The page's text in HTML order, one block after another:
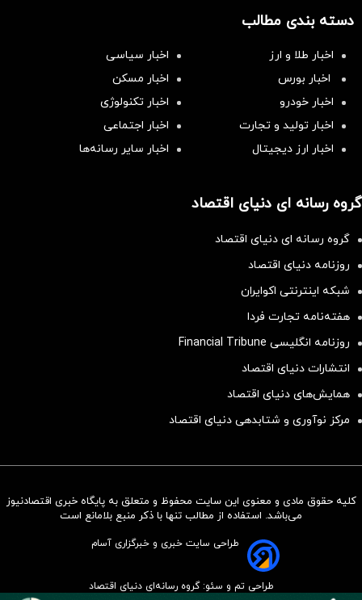
سرمایه‌گذاری همسنگ با شاخص
دسته بندی مطالب
اخبار طلا و ارز
اخبار سیاسی
اخبار بورس
اخبار مسکن
اخبار خودرو
اخبار تکنولوژی
اخبار تولید و تجارت
اخبار اجتماعی
اخبار ارز دیجیتال
اخبار سایر رسانه‌‌ها
گروه رسانه ای دنیای اقتصاد
گروه رسانه ای دنیای اقتصاد
روزنامه دنیای اقتصاد
شبکه اینترنتی اکوایران
هفته‌نامه تجارت فردا
روزنامه انگلیسی Financial Tribune
انتشارات دنیای اقتصاد
همایش‌های دنیای اقتصاد
مرکز نوآوری و شتابدهی دنیای اقتصاد
کلیه حقوق مادی و معنوی این سایت محفوظ و متعلق به پایگاه خبری اقتصادنیوز
می‌باشد. استفاده از مطالب تنها با ذکر منبع بلامانع است
طراحی سایت خبری و خبرگزاری آسام
طراحی تم و سئو: گروه رسانه‌ای دنیای اقتصاد